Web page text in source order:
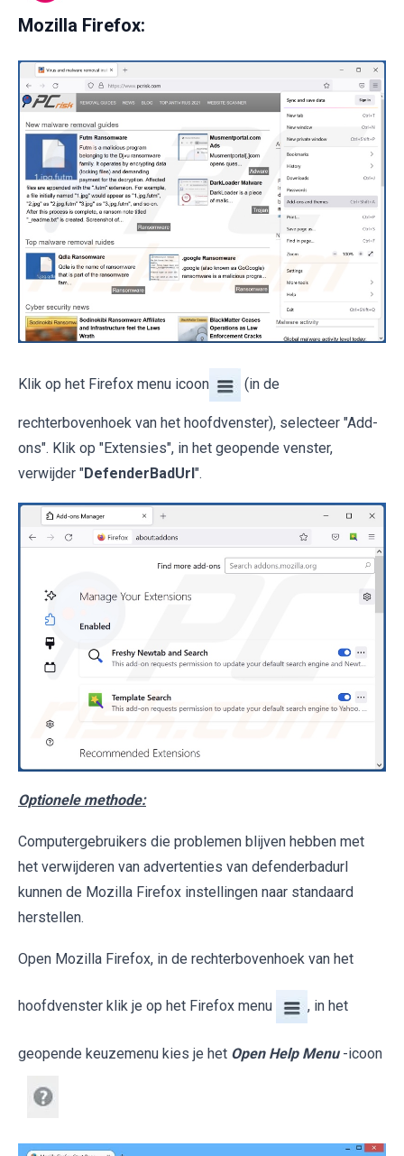
Mozilla Firefox:
Klik op het Firefox menu icoon (in de
rechterbovenhoek van het hoofdvenster), selecteer "Add-
ons". Klik op "Extensies", in het geopende venster,
verwijder "DefenderBadUrl".
Optionele methode:
Computergebruikers die problemen blijven hebben met
het verwijderen van advertenties van defenderbadurl
kunnen de Mozilla Firefox instellingen naar standaard
herstellen.
Open Mozilla Firefox, in de rechterbovenhoek van het
hoofdvenster klik je op het Firefox menu , in het
geopende keuzemenu kies je het Open Help Menu -icoon